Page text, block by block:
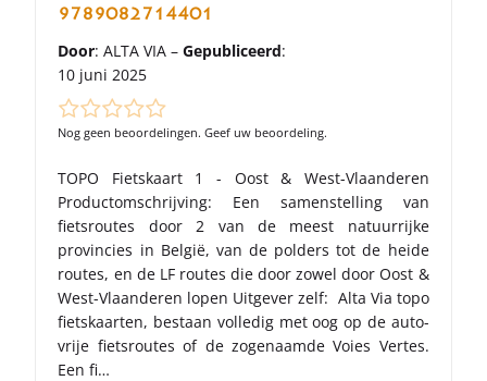
9789082714401
Door: ALTA VIA –Gepubliceerd:
10 juni 2025
Nog geen beoordelingen. Geef uw beoordeling.
TOPO Fietskaart 1 - Oost & West-Vlaanderen
Productomschrijving: Een samenstelling van
fietsroutes door 2 van de meest natuurrijke
provincies in België, van de polders tot de heide
routes, en de LF routes die door zowel door Oost &
West-Vlaanderen lopen Uitgever zelf: Alta Via topo
fietskaarten, bestaan volledig met oog op de auto-
vrije fietsroutes of de zogenaamde Voies Vertes.
Een fi…